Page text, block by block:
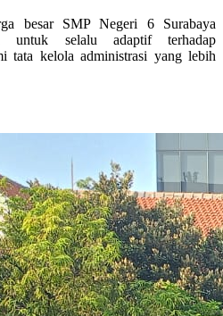
besar SMP Negeri 6 Surabaya
untuk selalu adaptif terhadap
tata kelola administrasi yang lebih